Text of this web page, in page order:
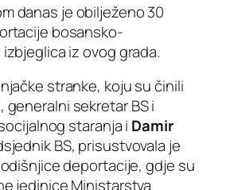
danas je obilježeno 30
bosansko-
iz ovog grada.
stranke, koju su činili
, generalni sekretar BS i
staranja i Damir
BS, prisustvovala je
deportacije, gdje su
jedinice Ministarstva